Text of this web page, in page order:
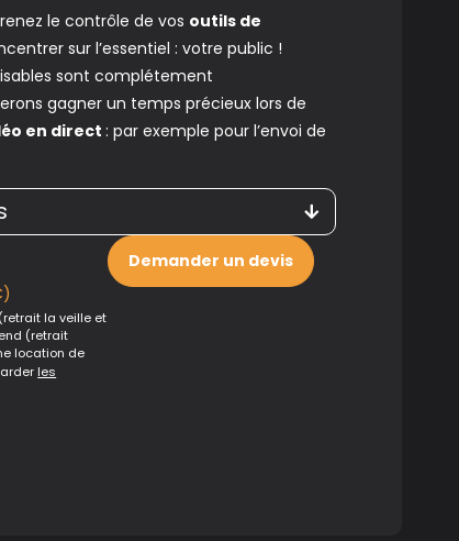
le contrôle de vos outils de
sur l’essentiel : votre public !
sont complétement
gagner un temps précieux lors de
en direct : par exemple pour l’envoi de
la veille et
(retrait
location de
les
Demander un devis